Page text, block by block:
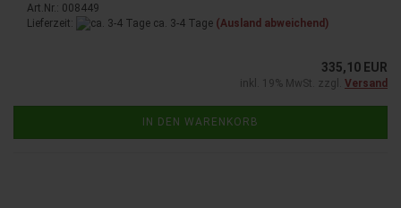
Art.Nr.: 008449
Lieferzeit:
ca. 3-4 Tage (Ausland abweichend)
335,10 EUR
inkl. 19% MwSt. zzgl. Versand
IN DEN WARENKORB